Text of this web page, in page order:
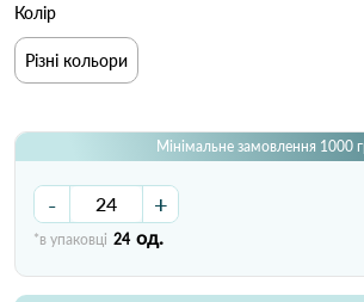
Колір
Різні кольори
Мінімальне замовлення 1000
- +
*в упаковці 24 од.